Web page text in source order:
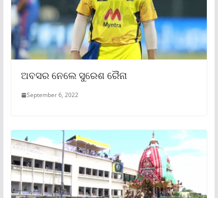
ଅବସର ନେଲେ ସୁରେଶ ରୈନା
September 6, 2022